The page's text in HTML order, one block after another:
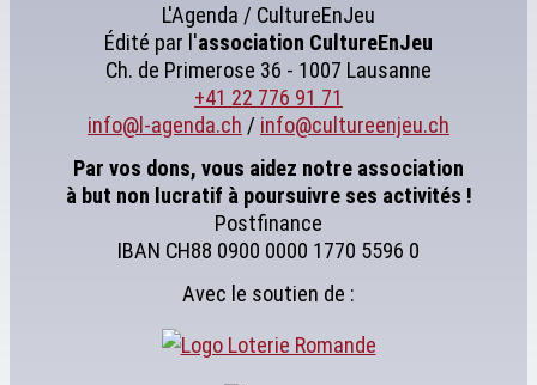
L'Agenda / CultureEnJeu
Édité par l'association CultureEnJeu
Ch. de Primerose 36 - 1007 Lausanne
+41 22 776 91 71
info@l-agenda.ch / info@cultureenjeu.ch
Par vos dons, vous aidez notre association
à but non lucratif à poursuivre ses activités !
Postfinance
IBAN CH88 0900 0000 1770 5596 0
Avec le soutien de :